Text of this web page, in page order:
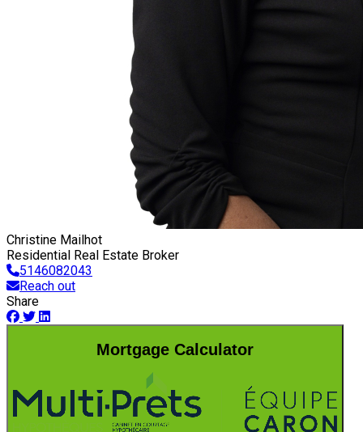
Christine Mailhot
Residential Real Estate Broker
5146082043
Reach out
Share
Mortgage Calculator